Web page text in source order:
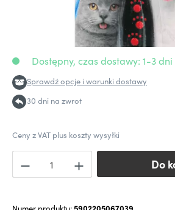
Dostępny, czas dostawy: 1-3 dni
Sprawdź opcje i warunki dostawy
30 dni na zwrot
Ceny z VAT plus koszty wysyłki
Do
Do
Numer produktu:5902205067039